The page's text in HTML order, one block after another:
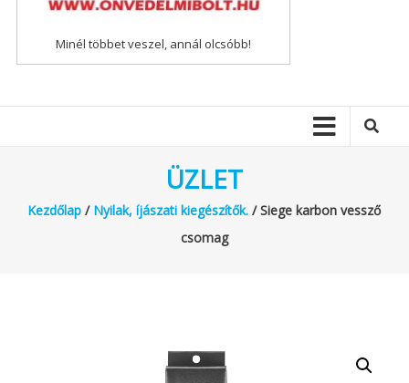
Minél többet veszel, annál olcsóbb!
ÜZLET
Kezdőlap / Nyilak, íjászati kiegészítők. / Siege karbon vessző
csomag